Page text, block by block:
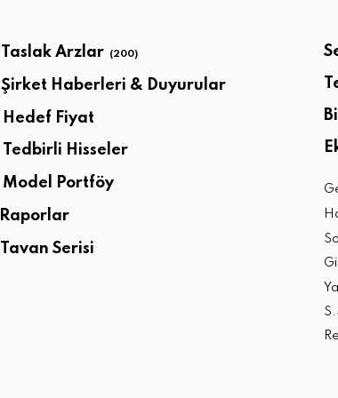
Taslak Arzlar (200)
Şirket Haberleri & Duyurular
Hedef Fiyat
Tedbirli Hisseler
Model Portföy
Raporlar
Tavan Serisi